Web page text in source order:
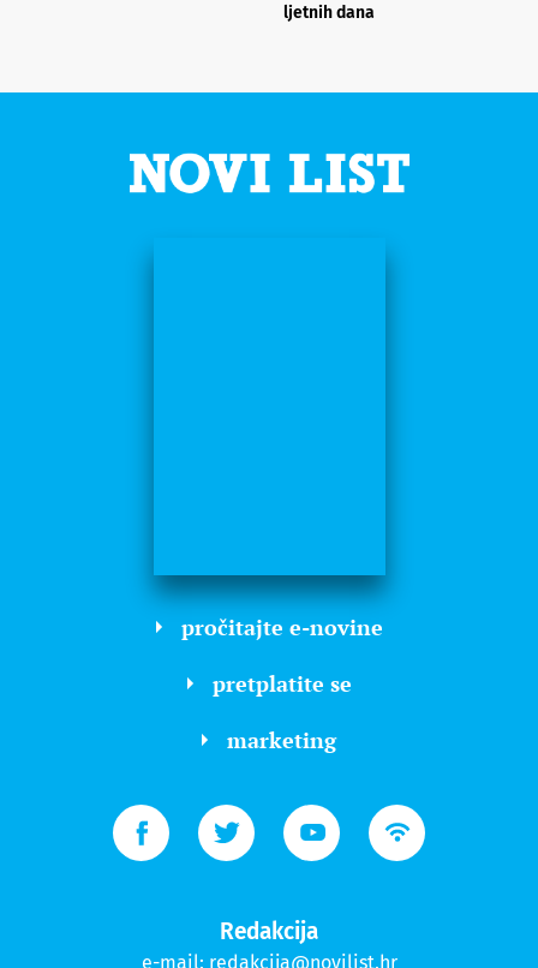
ljetnih dana
pročitajte e-novine
pretplatite se
marketing
Redakcija
e-mail: redakcija@novilist.hr